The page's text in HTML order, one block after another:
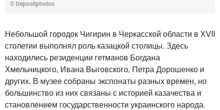
© Depositphotos
Небольшой городок Чигирин в Черкасской области в XVII
столетии выполнял роль казацкой столицы. Здесь
находились резиденции гетманов Богдана
Хмельницкого, Ивана Выговского, Петра Дорошенко и
других. В музее собраны экспонаты разных времен, но
большинство из них связаны с историей казачества и
становлением государственности украинского народа.